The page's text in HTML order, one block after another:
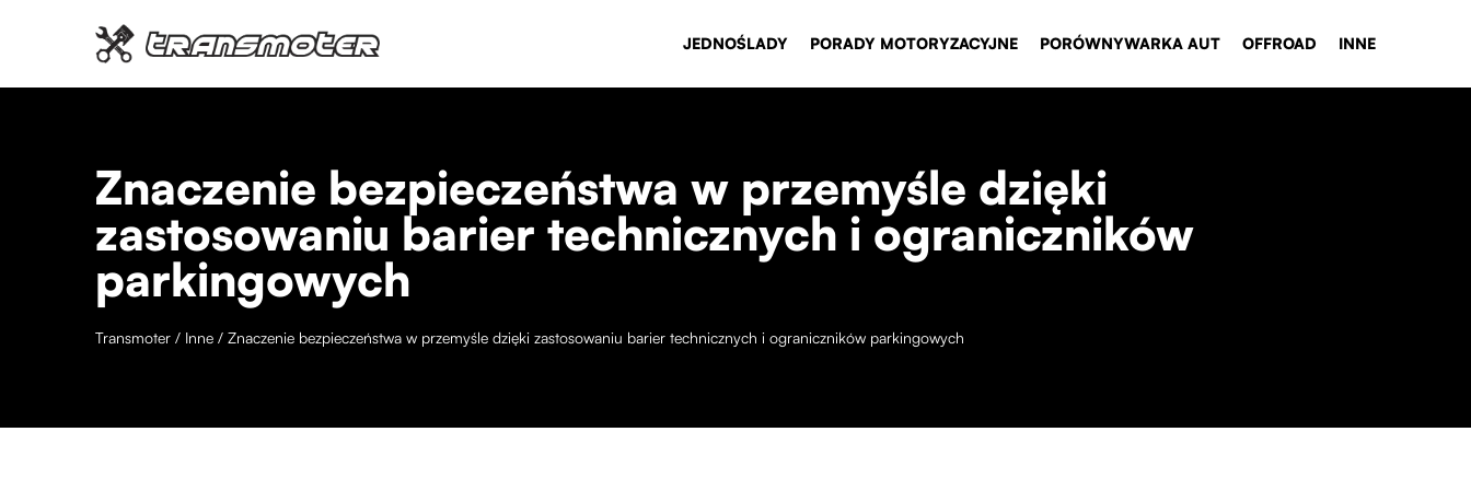
JEDNOŚLADY PORADY MOTORYZACYJNE PORÓWNYWARKA AUT OFFROAD INNE
Znaczenie bezpieczeństwa w przemyśle dzięki
zastosowaniu barier technicznych i ograniczników
parkingowych
Transmoter / Inne / Znaczenie bezpieczeństwa w przemyśle dzięki zastosowaniu barier technicznych i ograniczników parkingowych